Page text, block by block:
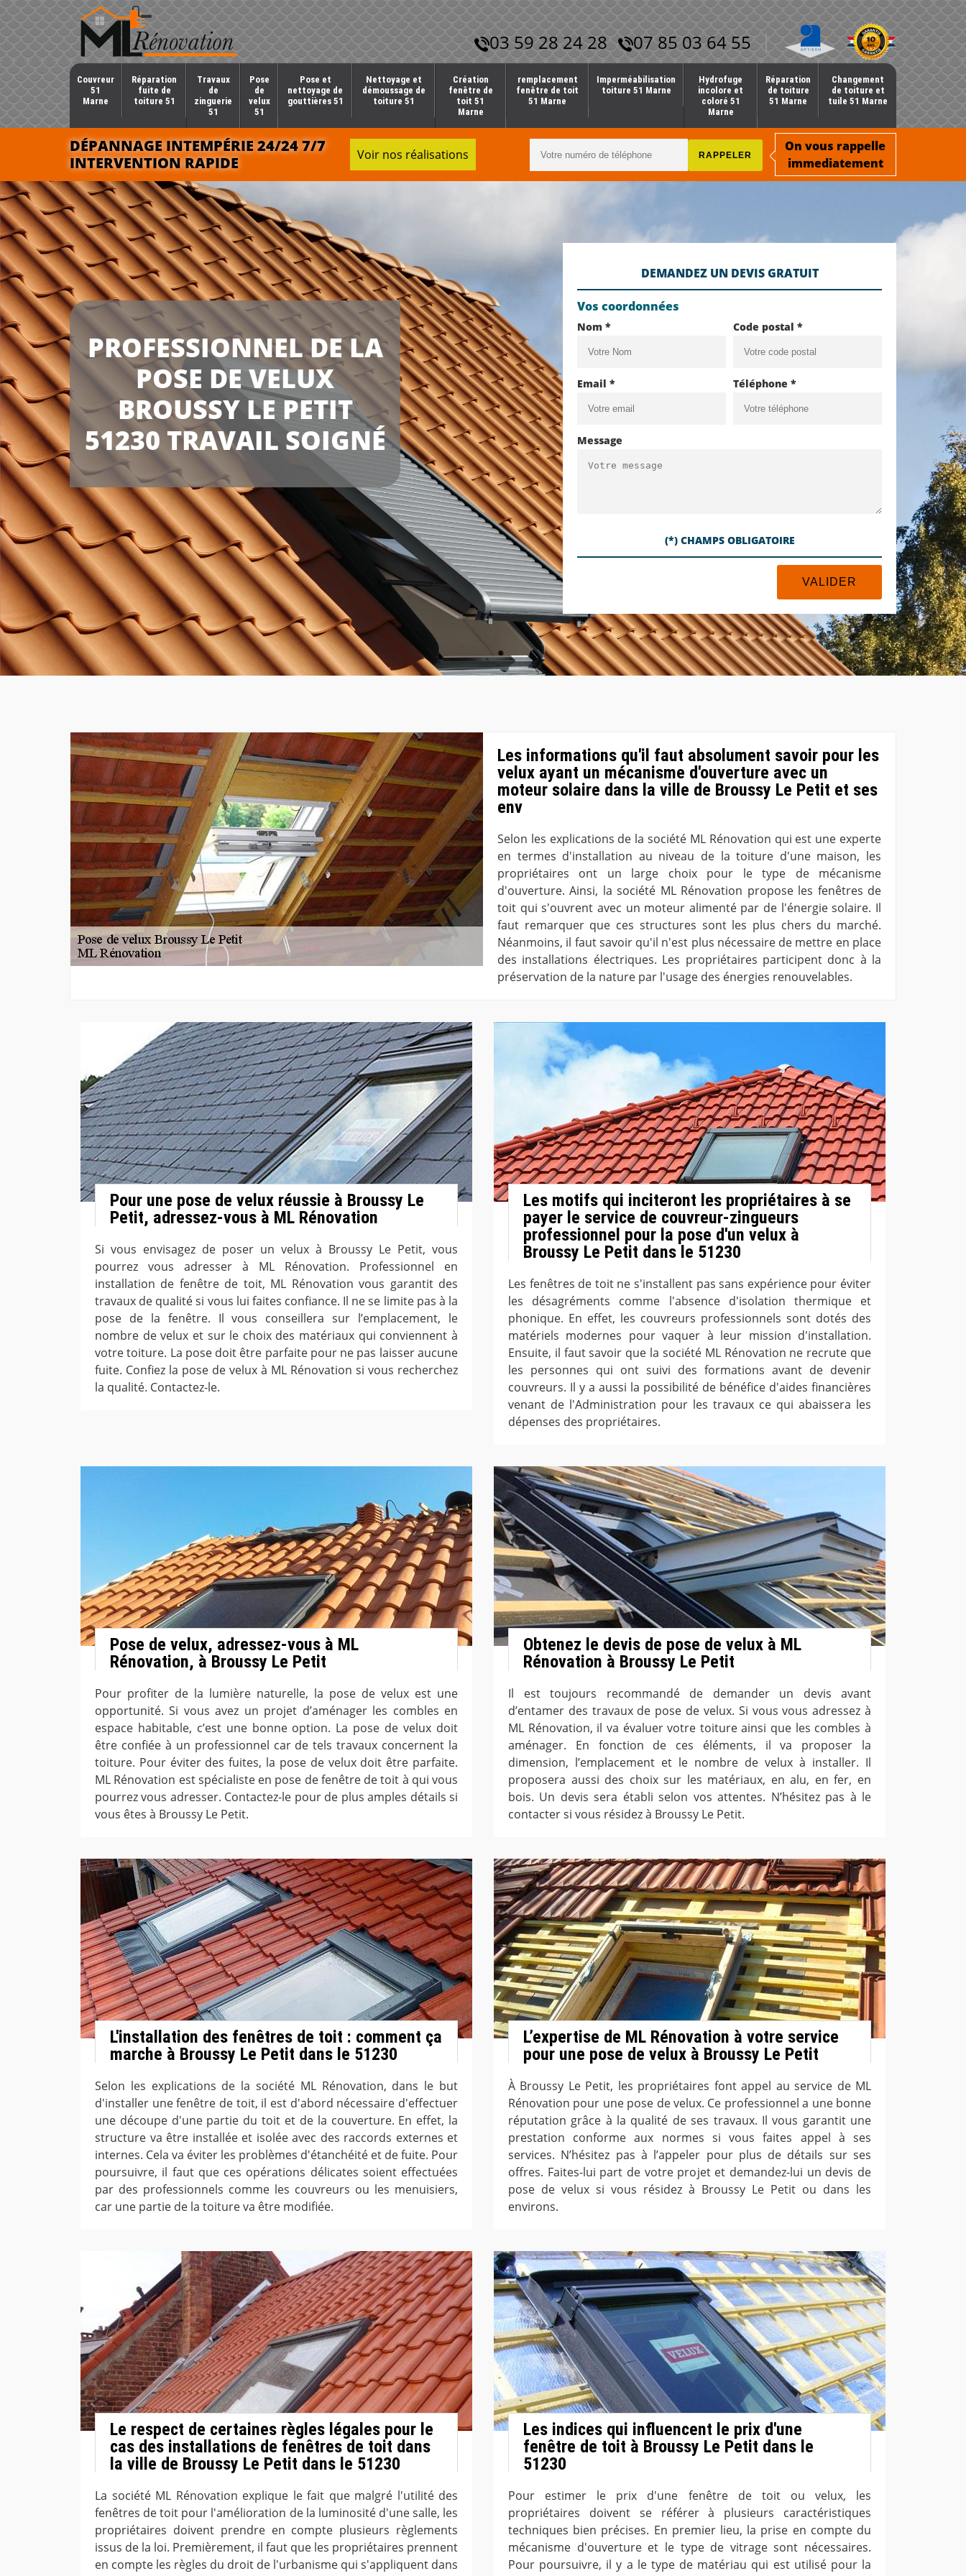
03 59 28 24 28 07 85 03 64 55
Couvreur
51
Marne
Réparation
fuite de
toiture 51
Travaux
de
zinguerie
51
Pose
de
velux
51
Pose et
nettoyage de
gouttières 51
Nettoyage et
démoussage de
toiture 51
Création
fenêtre de
toit 51
Marne
remplacement
fenêtre de toit
51 Marne
Imperméabilisation
toiture 51 Marne
Hydrofuge
incolore et
coloré 51
Marne
Réparation
de toiture
51 Marne
Changement
de toiture et
tuile 51 Marne
DÉPANNAGE INTEMPÉRIE 24/24 7/7
INTERVENTION RAPIDE
Voir nos réalisations
On vous rappelle
immediatement
PROFESSIONNEL DE LA
POSE DE VELUX
BROUSSY LE PETIT
51230 TRAVAIL SOIGNÉ
DEMANDEZ UN DEVIS GRATUIT
Vos coordonnées
Nom * Code postal *
Email * Téléphone *
Message
(*) CHAMPS OBLIGATOIRE
Les informations qu'il faut absolument savoir pour les
velux ayant un mécanisme d'ouverture avec un
moteur solaire dans la ville de Broussy Le Petit et ses
env
Selon les explications de la société ML Rénovation qui est une experte
en termes d'installation au niveau de la toiture d'une maison, les
propriétaires ont un large choix pour le type de mécanisme
d'ouverture. Ainsi, la société ML Rénovation propose les fenêtres de
toit qui s'ouvrent avec un moteur alimenté par de l'énergie solaire. Il
faut remarquer que ces structures sont les plus chers du marché.
Néanmoins, il faut savoir qu'il n'est plus nécessaire de mettre en place
des installations électriques. Les propriétaires participent donc à la
préservation de la nature par l'usage des énergies renouvelables.
Pour une pose de velux réussie à Broussy Le
Petit, adressez-vous à ML Rénovation
Si vous envisagez de poser un velux à Broussy Le Petit, vous
pourrez vous adresser à ML Rénovation. Professionnel en
installation de fenêtre de toit, ML Rénovation vous garantit des
travaux de qualité si vous lui faites confiance. Il ne se limite pas à la
pose de la fenêtre. Il vous conseillera sur l’emplacement, le
nombre de velux et sur le choix des matériaux qui conviennent à
votre toiture. La pose doit être parfaite pour ne pas laisser aucune
fuite. Confiez la pose de velux à ML Rénovation si vous recherchez
la qualité. Contactez-le.
Les motifs qui inciteront les propriétaires à se
payer le service de couvreur-zingueurs
professionnel pour la pose d'un velux à
Broussy Le Petit dans le 51230
Les fenêtres de toit ne s'installent pas sans expérience pour éviter
les désagréments comme l'absence d'isolation thermique et
phonique. En effet, les couvreurs professionnels sont dotés des
matériels modernes pour vaquer à leur mission d'installation.
Ensuite, il faut savoir que la société ML Rénovation ne recrute que
les personnes qui ont suivi des formations avant de devenir
couvreurs. Il y a aussi la possibilité de bénéfice d'aides financières
venant de l'Administration pour les travaux ce qui abaissera les
dépenses des propriétaires.
Pose de velux, adressez-vous à ML
Rénovation, à Broussy Le Petit
Pour profiter de la lumière naturelle, la pose de velux est une
opportunité. Si vous avez un projet d’aménager les combles en
espace habitable, c’est une bonne option. La pose de velux doit
être confiée à un professionnel car de tels travaux concernent la
toiture. Pour éviter des fuites, la pose de velux doit être parfaite.
ML Rénovation est spécialiste en pose de fenêtre de toit à qui vous
pourrez vous adresser. Contactez-le pour de plus amples détails si
vous êtes à Broussy Le Petit.
Obtenez le devis de pose de velux à ML
Rénovation à Broussy Le Petit
Il est toujours recommandé de demander un devis avant
d’entamer des travaux de pose de velux. Si vous vous adressez à
ML Rénovation, il va évaluer votre toiture ainsi que les combles à
aménager. En fonction de ces éléments, il va proposer la
dimension, l’emplacement et le nombre de velux à installer. Il
proposera aussi des choix sur les matériaux, en alu, en fer, en
bois. Un devis sera établi selon vos attentes. N’hésitez pas à le
contacter si vous résidez à Broussy Le Petit.
L'installation des fenêtres de toit : comment ça
marche à Broussy Le Petit dans le 51230
Selon les explications de la société ML Rénovation, dans le but
d'installer une fenêtre de toit, il est d'abord nécessaire d'effectuer
une découpe d'une partie du toit et de la couverture. En effet, la
structure va être installée et isolée avec des raccords externes et
internes. Cela va éviter les problèmes d'étanchéité et de fuite. Pour
poursuivre, il faut que ces opérations délicates soient effectuées
par des professionnels comme les couvreurs ou les menuisiers,
car une partie de la toiture va être modifiée.
L’expertise de ML Rénovation à votre service
pour une pose de velux à Broussy Le Petit
À Broussy Le Petit, les propriétaires font appel au service de ML
Rénovation pour une pose de velux. Ce professionnel a une bonne
réputation grâce à la qualité de ses travaux. Il vous garantit une
prestation conforme aux normes si vous faites appel à ses
services. N’hésitez pas à l’appeler pour plus de détails sur ses
offres. Faites-lui part de votre projet et demandez-lui un devis de
pose de velux si vous résidez à Broussy Le Petit ou dans les
environs.
Le respect de certaines règles légales pour le
cas des installations de fenêtres de toit dans
la ville de Broussy Le Petit dans le 51230
La société ML Rénovation explique le fait que malgré l'utilité des
fenêtres de toit pour l'amélioration de la luminosité d'une salle, les
propriétaires doivent prendre en compte plusieurs règlements
issus de la loi. Premièrement, il faut que les propriétaires prennent
en compte les règles du droit de l'urbanisme qui s'appliquent dans
Les indices qui influencent le prix d'une
fenêtre de toit à Broussy Le Petit dans le
51230
Pour estimer le prix d'une fenêtre de toit ou velux, les
propriétaires doivent se référer à plusieurs caractéristiques
techniques bien précises. En premier lieu, la prise en compte du
mécanisme d'ouverture et le type de vitrage sont nécessaires.
Pour poursuivre, il y a le type de matériau qui est utilisé pour la